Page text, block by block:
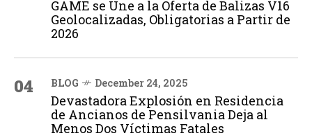
GAME se Une a la Oferta de Balizas V16
Geolocalizadas, Obligatorias a Partir de
2026
04 BLOG December 24, 2025
Devastadora Explosión en Residencia
de Ancianos de Pensilvania Deja al
Menos Dos Víctimas Fatales